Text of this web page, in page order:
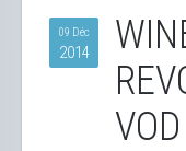
09 Déc
2014
VOD